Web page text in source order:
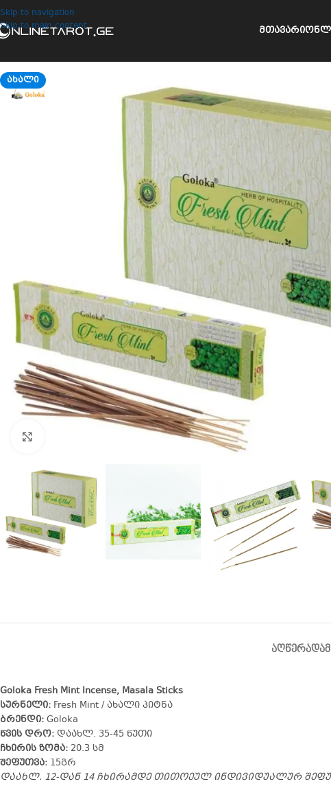
Skip to navigation
Skip to main content
ᲛᲗᲐᲕᲐᲠᲘ
ᲐᲮᲐᲚᲘ
ᲐᲦᲬᲔᲠᲐ
Goloka Fresh Mint Incense, Masala Sticks
სურნელი: Fresh Mint / ახალი პიტნა
ბრენდი:Goloka
წვის დრო: დაახლ. 35-45 წუთი
ჩხირის ზომა: 20.3 სმ
შეფუთვა: 15გრ
დაახლ. 12-დან 14 ჩხირამდე თითოეულ ინდივიდუალურ